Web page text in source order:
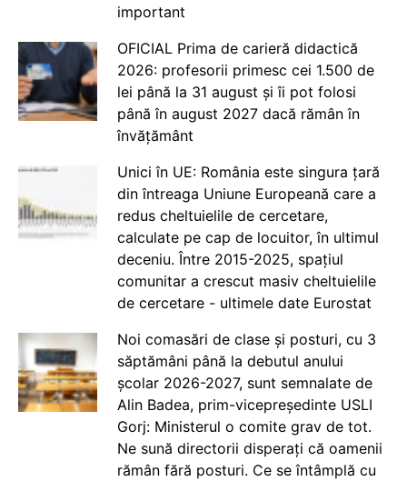
important
OFICIAL Prima de carieră didactică
2026: profesorii primesc cei 1.500 de
lei până la 31 august și îi pot folosi
până în august 2027 dacă rămân în
învățământ
Unici în UE: România este singura țară
din întreaga Uniune Europeană care a
redus cheltuielile de cercetare,
calculate pe cap de locuitor, în ultimul
deceniu. Între 2015-2025, spațiul
comunitar a crescut masiv cheltuielile
de cercetare - ultimele date Eurostat
Noi comasări de clase și posturi, cu 3
săptămâni până la debutul anului
școlar 2026-2027, sunt semnalate de
Alin Badea, prim-vicepreședinte USLI
Gorj: Ministerul o comite grav de tot.
Ne sună directorii disperați că oamenii
rămân fără posturi. Ce se întâmplă cu